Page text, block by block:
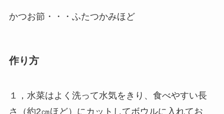
かつお節・・・ふたつかみほど
作り方
１，水菜はよく洗って水気をきり、食べやすい長
さ（約2㎝ほど）にカットしてボウルに入れてお